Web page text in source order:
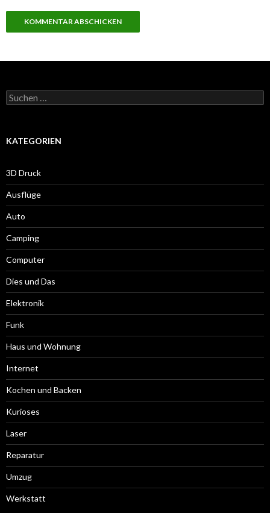
Suche
nach:
KATEGORIEN
3D Druck
Ausflüge
Auto
Camping
Computer
Dies und Das
Elektronik
Funk
Haus und Wohnung
Internet
Kochen und Backen
Kurioses
Laser
Reparatur
Umzug
Werkstatt